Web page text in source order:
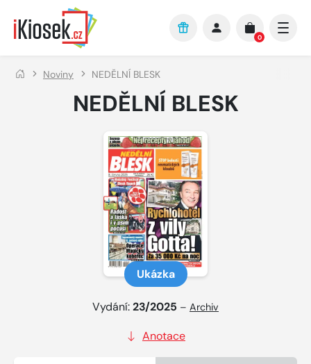
Přejít na hlavní obsah
0
Noviny NEDĚLNÍ BLESK
NEDĚLNÍ BLESK
Ukázka
Vydání:23/2025 – Archiv
Anotace